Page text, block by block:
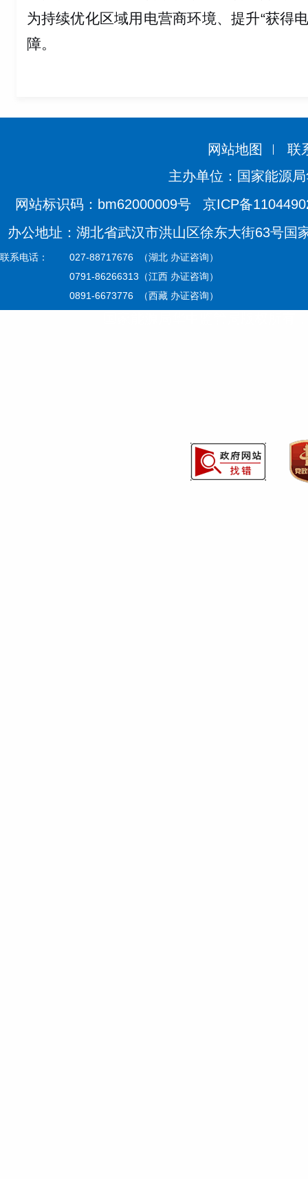
为持续优化区域用电营商环境、提升“获得
障。
网站地图
联
主办单位：国家能源
网站标识码：bm62000009号
京ICP备
办公地址：湖北省武汉市洪山区徐东大街63号国
联系电话：
027-88717676 （湖北 办证咨询）
0791-86266313（江西 办证咨询）
0891-6673776 （西藏 办证咨询）